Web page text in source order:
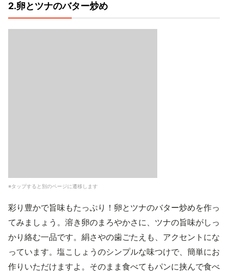
2.卵とツナのバター炒め
※タップすると別のページに遷移します
彩り豊かで旨味もたっぷり！卵とツナのバター炒めを作っ
てみましょう。溶き卵のまろやかさに、ツナの旨味がしっ
かり絡む一品です。絹さやの歯ごたえも、アクセントにな
っています。塩こしょうのシンプルな味つけで、簡単にお
作りいただけますよ。そのまま食べてもパンに挟んで食べ